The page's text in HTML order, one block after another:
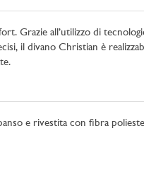
Grazie all’utilizzo di
il divano Christian è
e rivestita con fibra